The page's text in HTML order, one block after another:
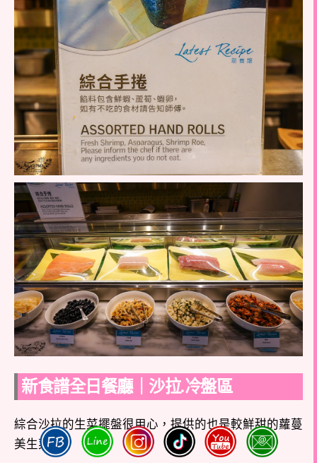
新食譜全日餐廳｜沙拉.冷盤區
綜合沙拉的生菜擺盤很用心，提供的也是較鮮甜的蘿蔓
美生菜。